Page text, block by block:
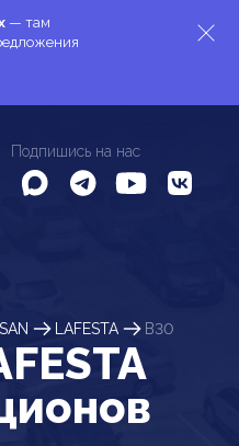
— там
Подпишись на нас
LAFESTA B30